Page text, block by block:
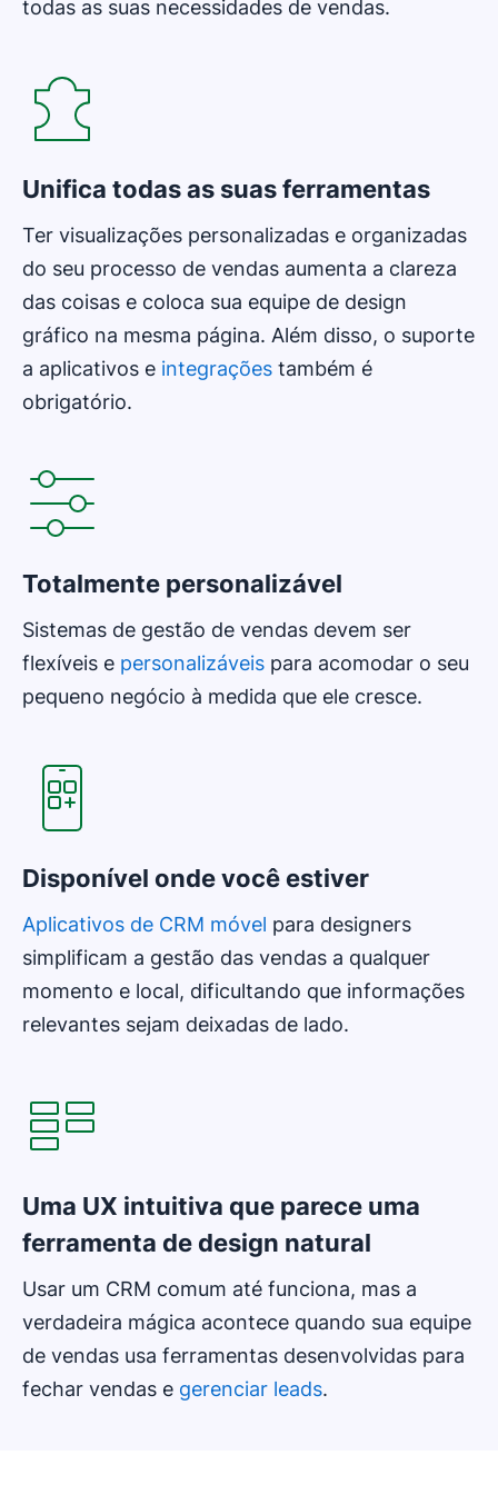
todas as suas necessidades de vendas.
Unifica todas as suas ferramentas
Ter visualizações personalizadas e organizadas
do seu processo de vendas aumenta a clareza
das coisas e coloca sua equipe de design
gráfico na mesma página. Além disso, o suporte
a aplicativos e integrações também é
obrigatório.
Totalmente personalizável
Sistemas de gestão de vendas devem ser
flexíveis e personalizáveis para acomodar o seu
pequeno negócio à medida que ele cresce.
Disponível onde você estiver
Aplicativos de CRM móvel para designers
simplificam a gestão das vendas a qualquer
momento e local, dificultando que informações
relevantes sejam deixadas de lado.
Uma UX intuitiva que parece uma
ferramenta de design natural
Usar um CRM comum até funciona, mas a
verdadeira mágica acontece quando sua equipe
de vendas usa ferramentas desenvolvidas para
fechar vendas e gerenciar leads.